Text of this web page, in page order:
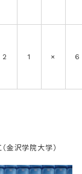
2 1 × 6
（金沢学院大学）